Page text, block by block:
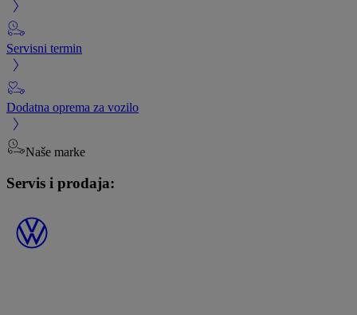
Servisni termin
Dodatna oprema za vozilo
Naše marke
Servis i prodaja: